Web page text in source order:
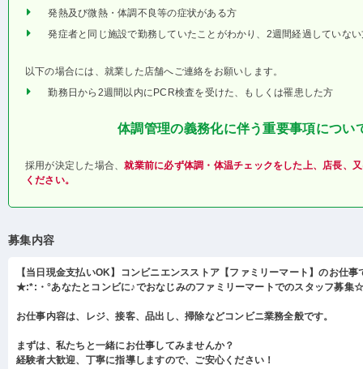
発熱及び微熱・体調不良等の症状がある方
発症者と同じ施設で勤務していたことがわかり、2週間経過していな
以下の場合には、就業した店舗へご連絡をお願いします。
勤務日から2週間以内にPCR検査を受けた、もしくは罹患した方
体調管理の義務化に伴う重要事項につい
採用が決定した場合、就業前に必ず体調・体温チェックをした上、店長、
ください。
募集内容
【当日現金支払いOK】コンビニエンスストア【ファミリーマート】のお仕事
★:*:・°あなたとコンビに♪でおなじみのファミリーマートでのスタッフ募集
お仕事内容は、レジ、接客、品出し、掃除などコンビニ業務全般です。
まずは、私たちと一緒にお仕事してみませんか？
経験者大歓迎、丁寧に指導しますので、ご安心ください！